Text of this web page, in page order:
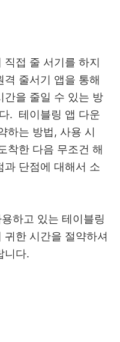
직접 줄 서기를 하지
격 줄서기 앱을 통해
간을 줄일 수 있는 방
. 테이블링 앱 다운
하는 방법, 사용 시
착한 다음 무조건 해
과 단점에 대해서 소
하고 있는 테이블링
한 시간을 절약하셔
니다.